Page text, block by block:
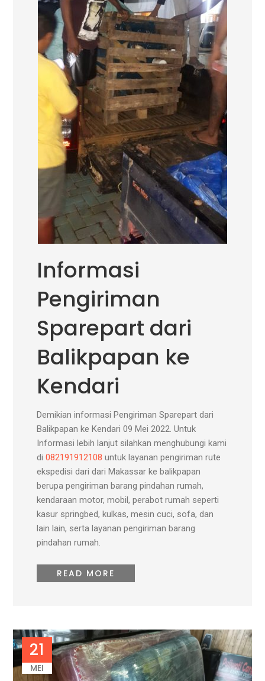
Informasi
Pengiriman
Sparepart dari
Balikpapan ke
Kendari
Demikian informasi Pengiriman Sparepart dari
Balikpapan ke Kendari 09 Mei 2022. Untuk
Informasi lebih lanjut silahkan menghubungi kami
di082191912108 untuk layanan pengiriman rute
ekspedisi dari dari Makassar ke balikpapan
berupa pengiriman barang pindahan rumah,
kendaraan motor, mobil, perabot rumah seperti
kasur springbed, kulkas, mesin cuci, sofa, dan
lain lain, serta layanan pengiriman barang
pindahan rumah.
READ MORE
21
MEI